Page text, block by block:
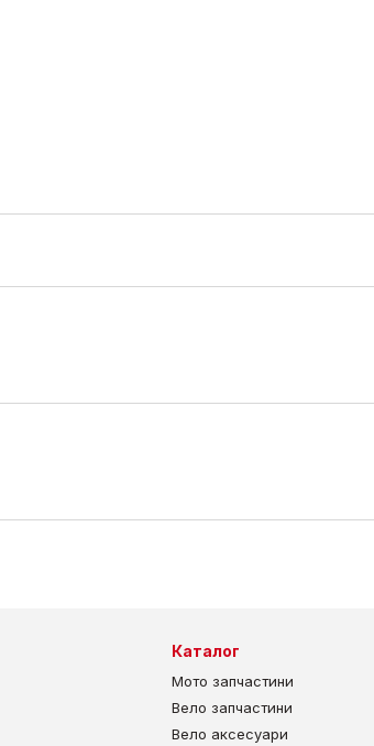
Каталог
Мото запчастини
Вело запчастини
Вело аксесуари